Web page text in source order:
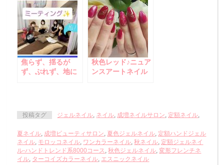
焦らず、揺るが
ず、ぶれず、地に
秋色レッド♪ニュア
ンスアートネイル
投稿タグ ジェルネイル, ネイル, 成増ネイルサロン, 定額ネイル,
夏ネイル, 成増ビューティサロン, 夏色ジェルネイル, 定額ハンドジェル
ネイル, モロッコネイル, ワンカラーネイル,秋ネイル, 定額ジェルネイ
ル-ハンドトレンド系8000コース,秋色ジェルネイル,変形フレンチネ
イル, ターコイズカラーネイル, エスニックネイル